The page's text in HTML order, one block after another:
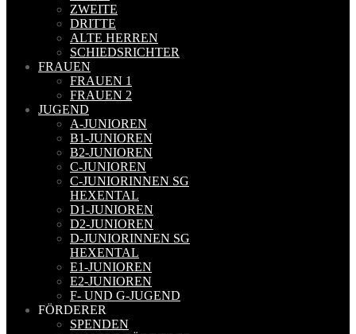
ZWEITE
DRITTE
ALTE HERREN
SCHIEDSRICHTER
FRAUEN
FRAUEN 1
FRAUEN 2
JUGEND
A-JUNIOREN
B1-JUNIOREN
B2-JUNIOREN
C-JUNIOREN
C-JUNIORINNEN SG
HEXENTAL
D1-JUNIOREN
D2-JUNIOREN
D-JUNIORINNEN SG
HEXENTAL
E1-JUNIOREN
E2-JUNIOREN
F- UND G-JUGEND
FÖRDERER
SPENDEN